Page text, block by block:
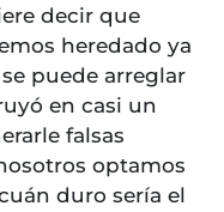
decir que
heredado ya
puede arreglar
en casi un
falsas
optamos
duro sería el